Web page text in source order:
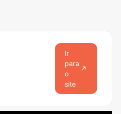
Ir
para
o
site